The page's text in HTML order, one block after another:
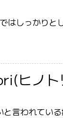
はしっかりと
ヒノト
言われてい